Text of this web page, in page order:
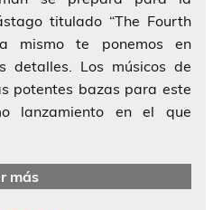
titulado “The Fourth
mismo te ponemos en
detalles. Los músicos de
potentes bazas para este
lanzamiento en el que
más